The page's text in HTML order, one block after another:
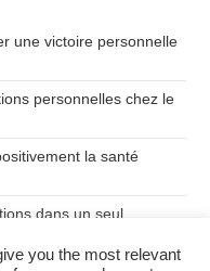
une victoire personnelle
personnelles chez le
la santé
dans un seul
you the most relevant